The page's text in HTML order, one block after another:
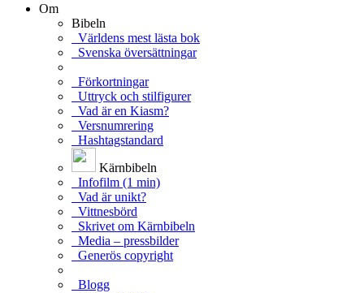
Om
Bibeln
Världens mest lästa bok
Svenska översättningar
Förkortningar
Uttryck och stilfigurer
Vad är en Kiasm?
Versnumrering
Hashtagstandard
Kärnbibeln
Infofilm (1 min)
Vad är unikt?
Vittnesbörd
Skrivet om Kärnbibeln
Media – pressbilder
Generös copyright
Blogg